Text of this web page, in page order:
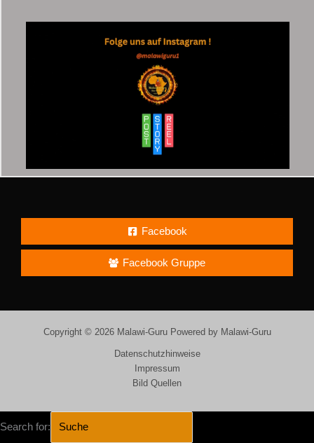
Facebook
Facebook Gruppe
Copyright © 2026 Malawi-Guru Powered by Malawi-Guru
Datenschutzhinweise
Impressum
Bild Quellen
Search for: